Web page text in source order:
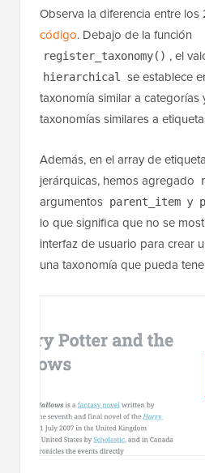
Observa la diferencia entre los
código. Debajo de la función
register_taxonomy() , el
hierarchical se establece
taxonomía similar a categorías
taxonomías similares a
Además, en el array de
jerárquicas, hemos agregado
argumentos parent_item y
lo que significa que no se
interfaz de usuario para crear
una taxonomía que pueda